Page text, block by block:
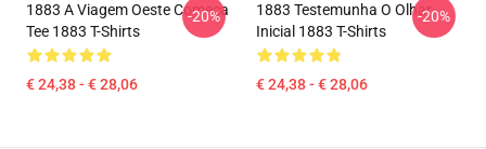
1883 A Viagem Oeste Começa
Tee 1883 T-Shirts
€ 24,38 - € 28,06
-20%
1883 Testemunha O Olhar
Inicial 1883 T-Shirts
€ 24,38 - € 28,06
-20%